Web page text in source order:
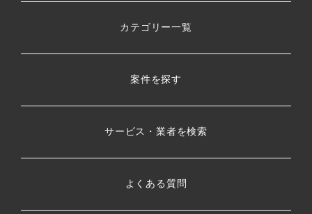
カテゴリー一覧
案件を探す
サービス・業者を検索
よくある質問